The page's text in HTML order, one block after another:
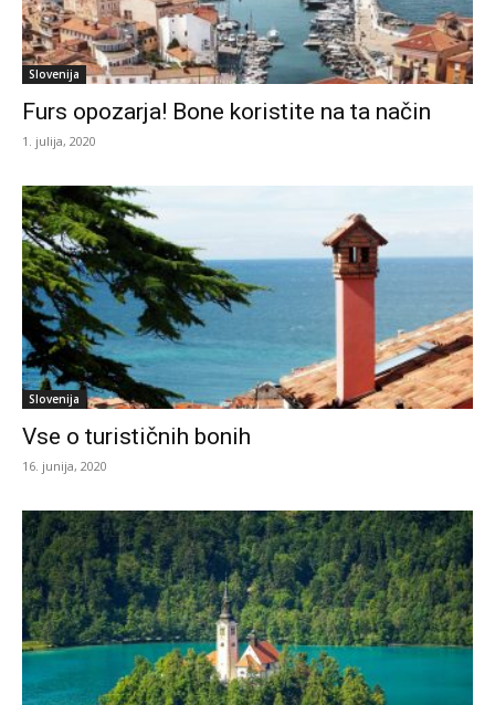
Slovenija
Furs opozarja! Bone koristite na ta način
1. julija, 2020
Slovenija
Vse o turističnih bonih
16. junija, 2020